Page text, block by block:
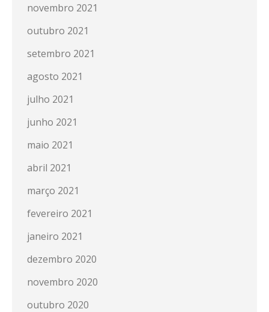
novembro 2021
outubro 2021
setembro 2021
agosto 2021
julho 2021
junho 2021
maio 2021
abril 2021
março 2021
fevereiro 2021
janeiro 2021
dezembro 2020
novembro 2020
outubro 2020